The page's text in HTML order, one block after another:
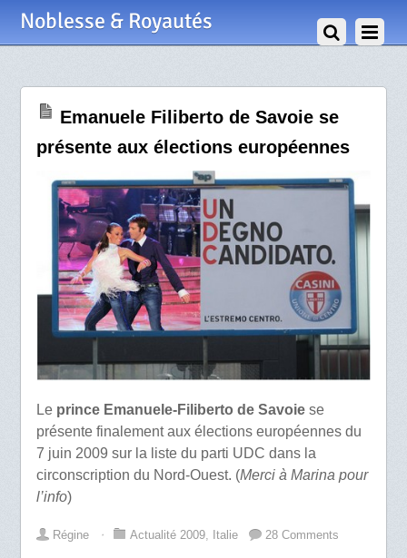
Noblesse & Royautés
Emanuele Filiberto de Savoie se
présente aux élections européennes
Le prince Emanuele-Filiberto de Savoiese
présente finalement aux élections européennes du
7 juin 2009 sur la liste du parti UDC dans la
circonscription du Nord-Ouest. (Merci à Marina pour
l’info)
Régine ⋅ Actualité 2009, Italie 28 Comments